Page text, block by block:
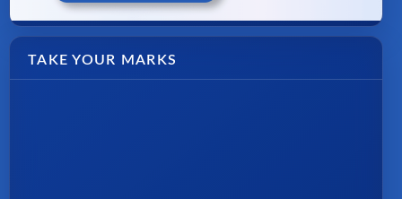
TAKE YOUR MARKS